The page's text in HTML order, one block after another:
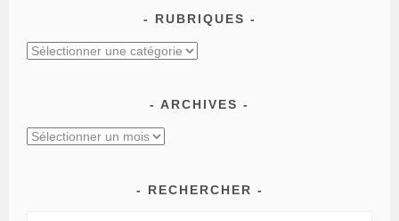
RUBRIQUES
ARCHIVES
RECHERCHER